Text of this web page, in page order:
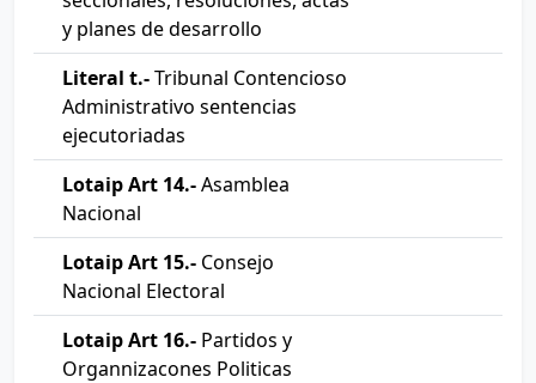
y planes de desarrollo
Literal t.-Tribunal Contencioso
Administrativo sentencias
ejecutoriadas
Lotaip Art 14.-Asamblea
Nacional
Lotaip Art 15.- Consejo
Nacional Electoral
Lotaip Art 16.- Partidos y
Organnizacones Politicas